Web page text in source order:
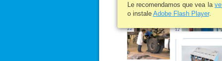
12
22
Le recomendamos que vea la
o instale Adobe Flash Player.